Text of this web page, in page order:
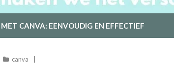
CANVA: EENVOUDIG EN EFFECTIEF
canva